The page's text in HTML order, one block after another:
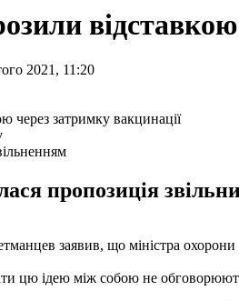
2021, 11:20
пропозиція
заявив, що міністра
цю ідею між собою не